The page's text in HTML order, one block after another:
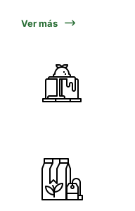
Ver más